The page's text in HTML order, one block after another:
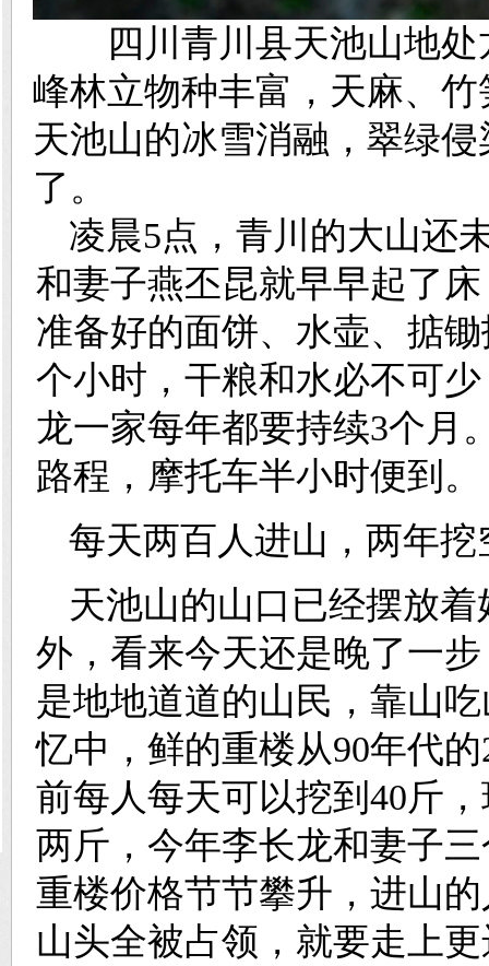
四川青川县天池山地处
峰林立物种丰富，天麻、
天池山的冰雪消融，翠绿
了。
凌晨5点，青川的大山还
和妻子燕丕昆就早早起了
准备好的面饼、水壶、掂
个小时，干粮和水必不可
龙一家每年都要持续3个月
路程，摩托车半小时便到。
每天两百人进山，两年挖
天池山的山口已经摆放
外，看来今天还是晚了一
是地地道道的山民，靠山
忆中，鲜的重楼从90年代
前每人每天可以挖到40斤
两斤，今年李长龙和妻子
重楼价格节节攀升，进山
山头全被占领，就要走上